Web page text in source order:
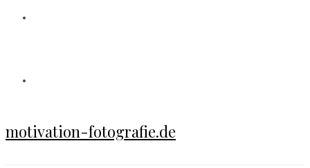
motivation-fotografie.de